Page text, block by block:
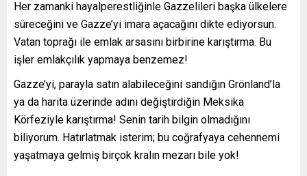
Her zamanki hayalperestliğinle Gazzelileri başka ülkelere
süreceğini ve Gazze’yi imara açacağını dikte ediyorsun.
Vatan toprağı ile emlak arsasını birbirine karıştırma. Bu
işler emlakçılık yapmaya benzemez!
Gazze’yi, parayla satın alabileceğini sandığın Grönland’la
ya da harita üzerinde adını değiştirdiğin Meksika
Körfeziyle karıştırma! Senin tarih bilgin olmadığını
biliyorum. Hatırlatmak isterim; bu coğrafyaya cehennemi
yaşatmaya gelmiş birçok kralın mezarı bile yok!